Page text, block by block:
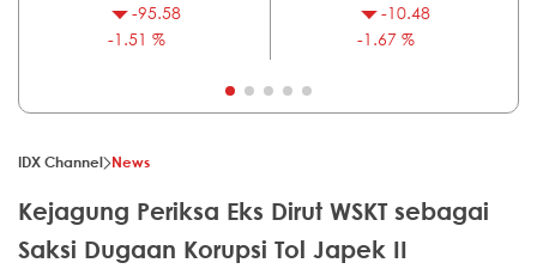
-95.58
-1.51 %
-10.48
-1.67 %
IDX Channel News
Kejagung Periksa Eks Dirut WSKT sebagai
Saksi Dugaan Korupsi Tol Japek II